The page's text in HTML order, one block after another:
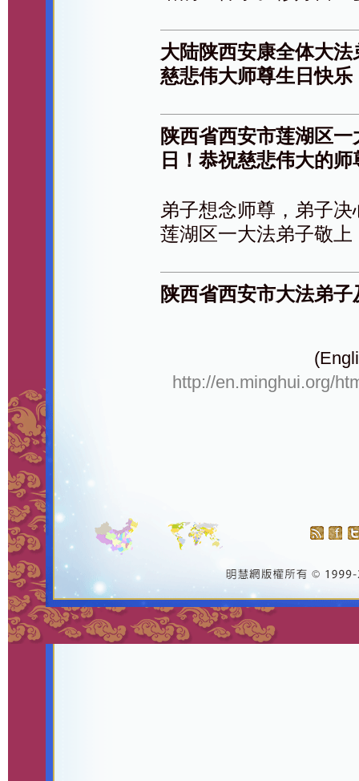
大陆陕西安康全体大
慈悲伟大师尊生日快乐
陕西省西安市莲湖区
日！恭祝慈悲伟大的
弟子想念师尊，弟子
莲湖区一大法弟子敬上
陕西省西安市大法弟
http://en.minghui.org/